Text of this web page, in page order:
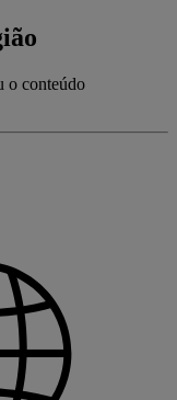
o conteúdo